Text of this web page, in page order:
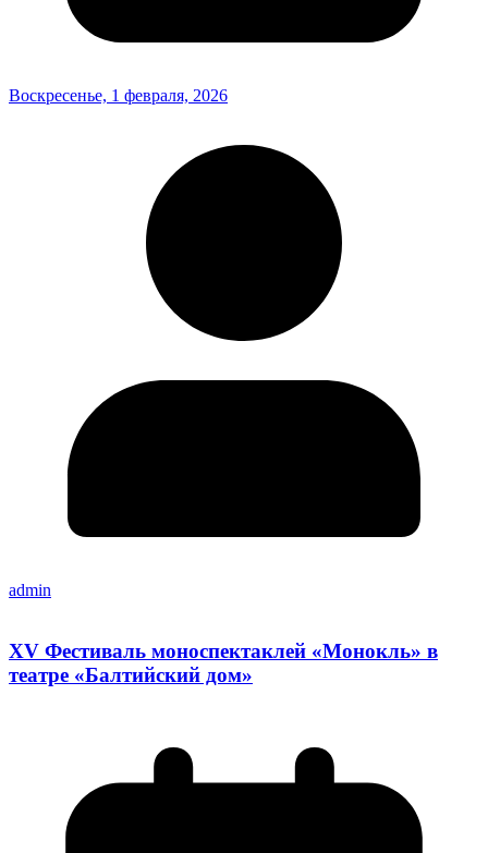
Воскресенье, 1 февраля, 2026
admin
XV Фестиваль моноспектаклей «Монокль» в
театре «Балтийский дом»